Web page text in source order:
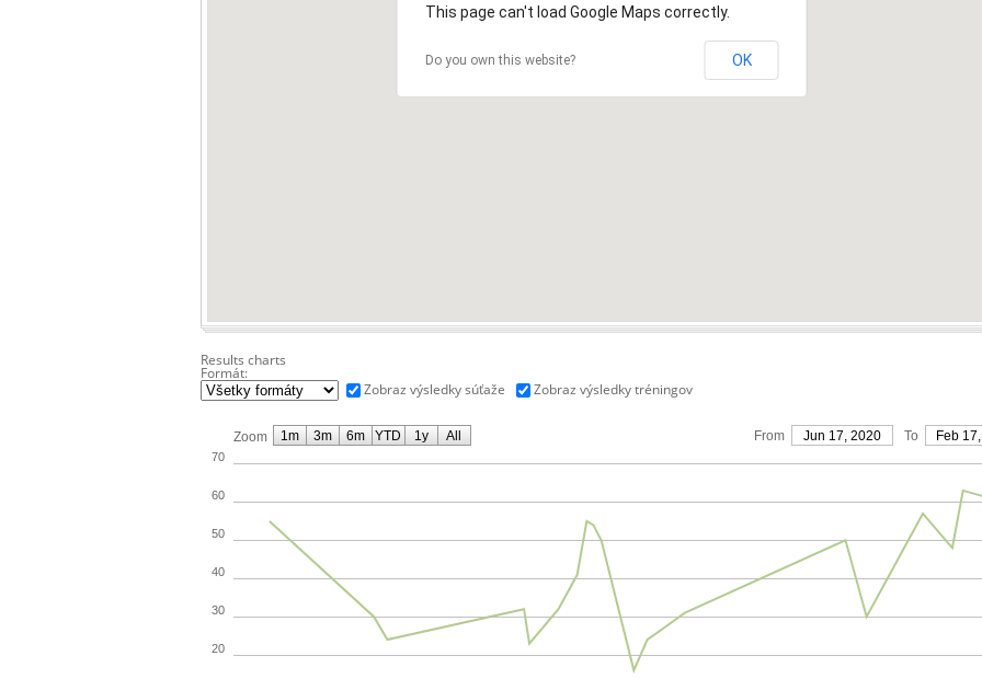
This page can't load Google Maps correctly.
Do you own this website? OK
Results charts
Formát:
Zobraz výsledky súťaže
Zobraz výsledky tréningov
Zoom From Jun 17, 2020 To Feb
20
30
40
50
60
70
1m 3m 6m YTD 1y All